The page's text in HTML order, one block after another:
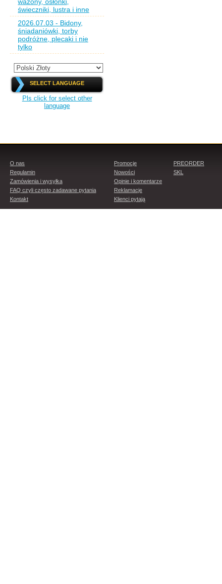
świeczniki, lustra i inne
2026.07.03 - Bidony,
śniadaniówki, torby
podróżne, plecaki i nie
tylko
SELECT LANGUAGE
Pls click for select other
language
O nas
Regulamin
Zamówienia i wysyłka
FAQ czyli często zadawane pytania
Kontakt
Promocje
Nowości
Opinie i komentarze
Reklamacje
Klienci pytają
PREORDER
SKL